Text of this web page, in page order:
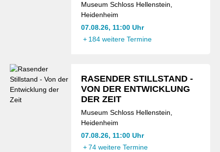
Museum Schloss Hellenstein,
Heidenheim
07.08.26, 11:00 Uhr
+ 184 weitere Termine
RASENDER STILLSTAND -
VON DER ENTWICKLUNG
DER ZEIT
Museum Schloss Hellenstein,
Heidenheim
07.08.26, 11:00 Uhr
+ 74 weitere Termine